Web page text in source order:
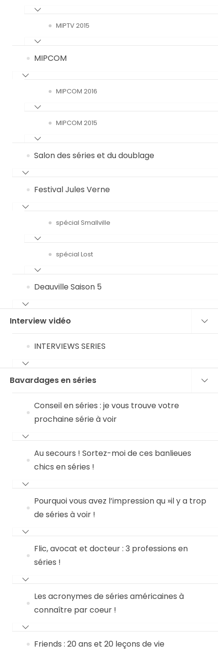
MIPTV 2015
MIPCOM
MIPCOM 2016
MIPCOM 2015
Salon des séries et du doublage
Festival Jules Verne
spécial Smallville
spécial Lost
Deauville Saison 5
Interview vidéo
INTERVIEWS SERIES
Bavardages en séries
Conseil en séries : je vous trouve votre
prochaine série à voir
Au secours ! Sortez-moi de ces banlieues
chics en séries !
Pourquoi vous avez l’impression qu »il y a trop
de séries à voir !
Flic, avocat et docteur : 3 professions en
séries !
Les acronymes de séries américaines à
connaître par coeur !
Friends : 20 ans et 20 leçons de vie